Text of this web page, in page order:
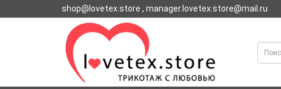
shop@lovetex.store , manager.lovetex.store@mail.ru